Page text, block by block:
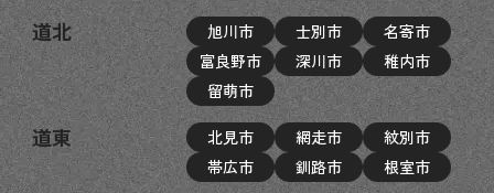
道北 旭川市 士別市
名寄市
富良野市
深川市
稚内市
留萌市
道東 北見市 網走市
紋別市
帯広市
釧路市 根室市